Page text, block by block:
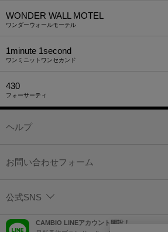
WONDER WALL MOTEL
ワンダーウォールモーテル
1minute​ 1second
ワンミニットワンセカンド
430
フォーサーティ
ヘルプ
お問い合わせフォーム
公式SNS
CAMBIO LINEアカウント開設！